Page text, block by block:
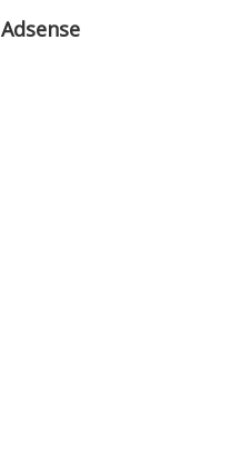
Adsense